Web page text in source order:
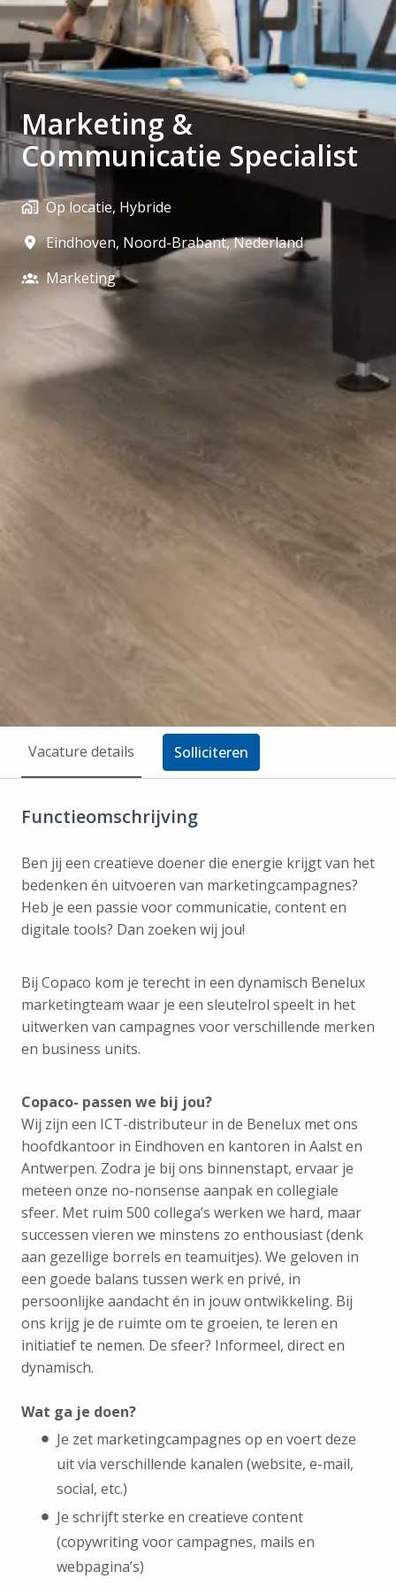
Marketing &
Communicatie Specialist
Op locatie, Hybride
Eindhoven, Noord-Brabant,Nederland
Marketing
Vacature details Solliciteren
Functieomschrijving
Ben jij een creatieve doener die energie krijgt van het
bedenken én uitvoeren van marketingcampagnes?
Heb je een passie voor communicatie, content en
digitale tools? Dan zoeken wij jou!
Bij Copaco kom je terecht in een dynamisch Benelux
marketingteam waar je een sleutelrol speelt in het
uitwerken van campagnes voor verschillende merken
en business units.
Copaco- passen we bij jou?
Wij zijn een ICT-distributeur in de Benelux met ons
hoofdkantoor in Eindhoven en kantoren in Aalst en
Antwerpen. Zodra je bij ons binnenstapt, ervaar je
meteen onze no-nonsense aanpak en collegiale
sfeer. Met ruim 500 collega’s werken we hard, maar
successen vieren we minstens zo enthousiast (denk
aan gezellige borrels en teamuitjes). We geloven in
een goede balans tussen werk en privé, in
persoonlijke aandacht én in jouw ontwikkeling. Bij
ons krijg je de ruimte om te groeien, te leren en
initiatief te nemen. De sfeer? Informeel, direct en
dynamisch.
Wat ga je doen?
Je zet marketingcampagnes op en voert deze
uit via verschillende kanalen (website, e-mail,
social, etc.)
Je schrijft sterke en creatieve content
(copywriting voor campagnes, mails en
webpagina’s)